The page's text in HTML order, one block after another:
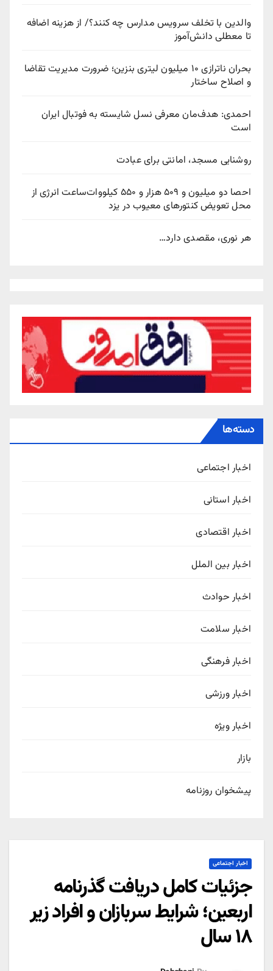
والدین با تخلف سرویس مدارس چه کنند؟/ از هزینه اضافه
تا معطلی دانش‌آموز
بحران ناترازی ۱۰ میلیون لیتری بنزین؛ ضرورت مدیریت تقاضا
و اصلاح ساختار
احمدی: هدف‌مان معرفی نسل شایسته به فوتبال ایران
است
روشنایی مسجد، امانتی برای عبادت
احصا دو میلیون و ۵۰۹ هزار و ۵۵۰ کیلووات‌ساعت انرژی از
محل تعویض کنتورهای معیوب در یزد
هر نوری، مقصدی دارد…
دسته‌ها
اخبار اجتماعی
اخبار استانی
اخبار اقتصادی
اخبار بین الملل
اخبار حوادث
اخبار سلامت
اخبار فرهنگی
اخبار ورزشی
اخبار ویژه
بازار
پیشخوان روزنامه
اخبار اجتماعی
جزئیات کامل دریافت گذرنامه
اربعین؛ شرایط سربازان و افراد زیر
۱۸ سال